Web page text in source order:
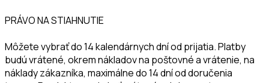
PRÁVO NA STIAHNUTIE
Môžete vybrať do 14 kalendárnych dní od prijatia. Platby
budú vrátené, okrem nákladov na poštovné a vrátenie, na
náklady zákazníka, maximálne do 14 dní od doručenia